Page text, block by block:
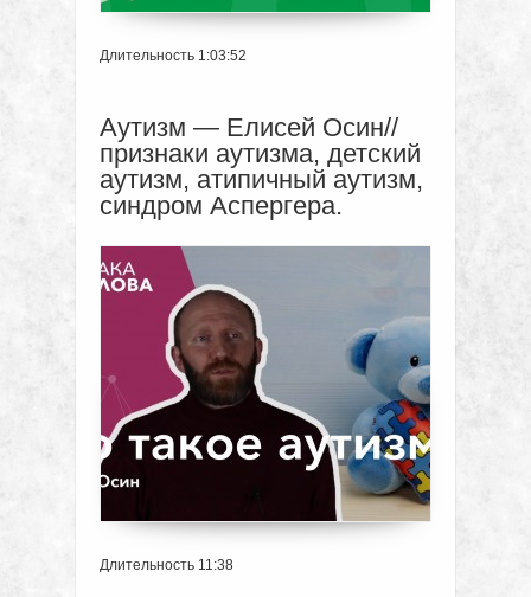
Длительность 1:03:52
Аутизм — Елисей Осин//
признаки аутизма, детский
аутизм, атипичный аутизм,
синдром Аспергера.
Длительность 11:38